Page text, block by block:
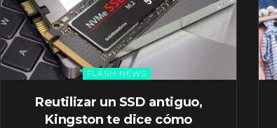
FLASH NEWS
Reutilizar un SSD antiguo,
Kingston te dice cómo